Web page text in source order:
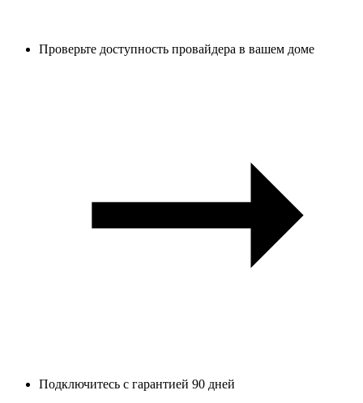
Проверьте доступность провайдера в вашем доме
Подключитесь с гарантией 90 дней